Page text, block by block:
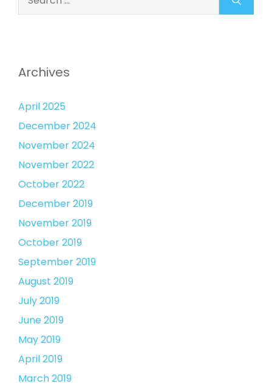
for:
Archives
April 2025
December 2024
November 2024
November 2022
October 2022
December 2019
November 2019
October 2019
September 2019
August 2019
July 2019
June 2019
May 2019
April 2019
March 2019